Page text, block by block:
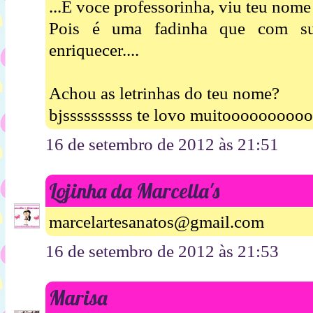
...E voce professorinha, viu teu nome
Pois é uma fadinha que com
enriquecer....
Achou as letrinhas do teu nome?
bjssssssssss te lovo
16 de setembro de 2012 às 21:51
Lojinha da Marcella's
marcelartesanatos@gmail.com
16 de setembro de 2012 às 21:53
Marisa